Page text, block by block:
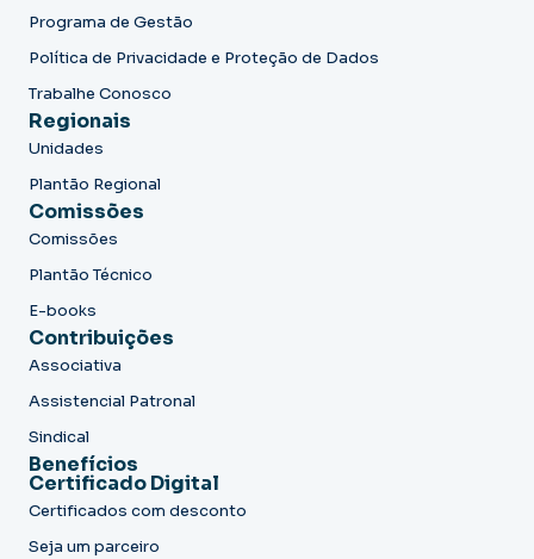
Programa de Gestão
Política de Privacidade e Proteção de Dados
Trabalhe Conosco
Regionais
Unidades
Plantão Regional
Comissões
Comissões
Plantão Técnico
E-books
Contribuições
Associativa
Assistencial Patronal
Sindical
Benefícios
Certificado Digital
Certificados com desconto
Seja um parceiro